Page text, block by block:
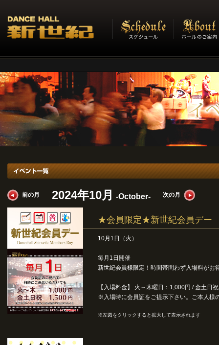
前の月 2024年10月 -October- 次の月
★会員限定★新世紀会員デー
10月1日（火）
毎月1日開催
新世紀会員様限定！時間帯問わず入場料がお
【入場料金】 火～木曜日：1,000円 / 金土日
※入場時に会員証をご提示下さい。ご本人様
※左図をクリックすると拡大して表示されます